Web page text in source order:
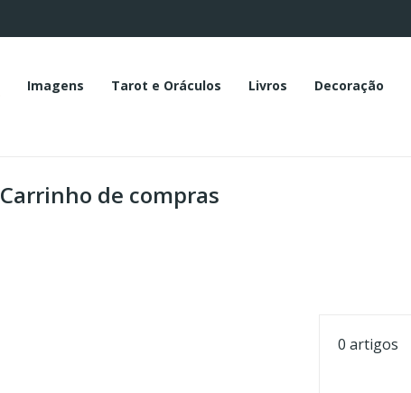
Imagens Tarot e Oráculos Livros Decoração
Carrinho de compras
0 artigos